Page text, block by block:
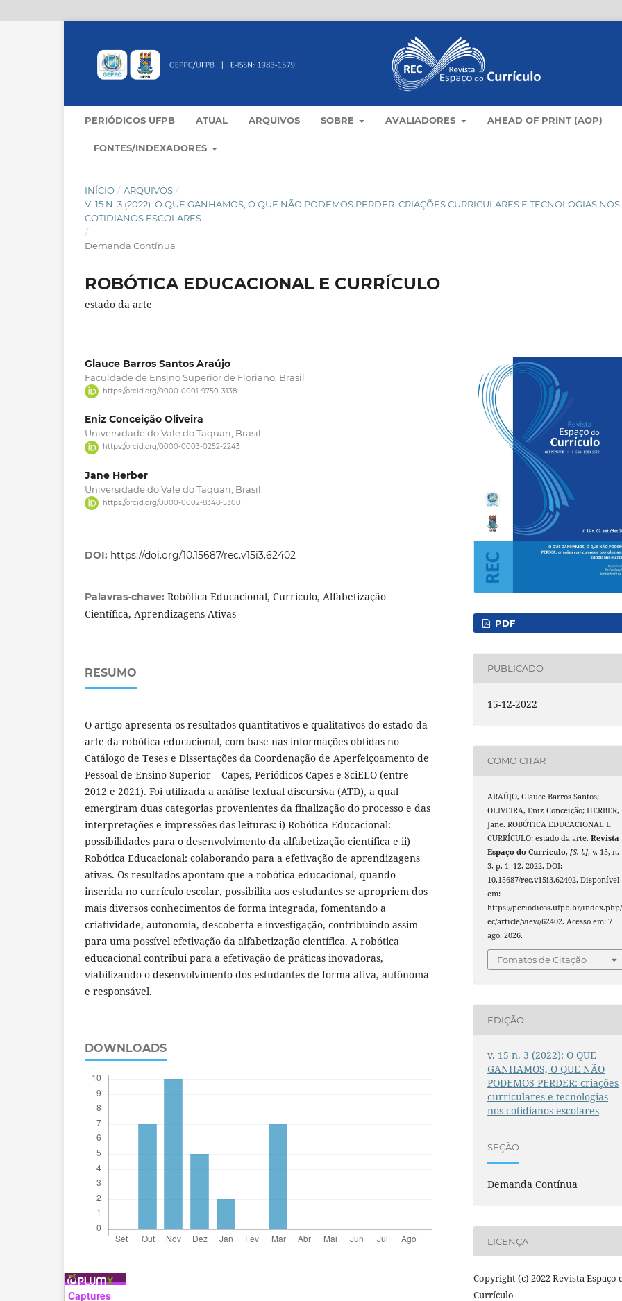
PERIÓDICOS UFPB ATUAL ARQUIVOS SOBRE AVALIADORES AHEAD OF PRINT (AOP)
FONTES/INDEXADORES
INÍCIO / ARQUIVOS /
V. 15 N. 3 (2022): O QUE GANHAMOS, O QUE NÃO PODEMOS PERDER: CRIAÇÕES CURRICULARES E TECNOLOGIAS NOS
COTIDIANOS ESCOLARES
/
Demanda Contínua
ROBÓTICA EDUCACIONAL E CURRÍCULO
estado da arte
Glauce Barros Santos Araújo
Faculdade de Ensino Superior de Floriano, Brasil
https://orcid.org/0000-0001-9750-3138
Eniz Conceição Oliveira
Universidade do Vale do Taquari, Brasil.
https://orcid.org/0000-0003-0252-2243
Jane Herber
Universidade do Vale do Taquari, Brasil.
https://orcid.org/0000-0002-8348-5300
DOI: https://doi.org/10.15687/rec.v15i3.62402
Palavras-chave: Robótica Educacional, Currículo, Alfabetização
Científica, Aprendizagens Ativas
RESUMO
O artigo apresenta os resultados quantitativos e qualitativos do estado da
arte da robótica educacional, com base nas informações obtidas no
Catálogo de Teses e Dissertações da Coordenação de Aperfeiçoamento de
Pessoal de Ensino Superior – Capes, Periódicos Capes e SciELO (entre
2012 e 2021). Foi utilizada a análise textual discursiva (ATD), a qual
emergiram duas categorias provenientes da finalização do processo e das
interpretações e impressões das leituras: i) Robótica Educacional:
possibilidades para o desenvolvimento da alfabetização científica e ii)
Robótica Educacional: colaborando para a efetivação de aprendizagens
ativas. Os resultados apontam que a robótica educacional, quando
inserida no currículo escolar, possibilita aos estudantes se apropriem dos
mais diversos conhecimentos de forma integrada, fomentando a
criatividade, autonomia, descoberta e investigação, contribuindo assim
para uma possível efetivação da alfabetização científica. A robótica
educacional contribui para a efetivação de práticas inovadoras,
viabilizando o desenvolvimento dos estudantes de forma ativa, autônoma
e responsável.
DOWNLOADS
Captures
PDF
PUBLICADO
15-12-2022
COMO CITAR
ARAÚJO, Glauce Barros Santos;
OLIVEIRA, Eniz Conceição; HERBER,
Jane. ROBÓTICA EDUCACIONAL E
CURRÍCULO: estado da arte.Revista
Espaço do Currículo,[S. l.], v. 15, n.
3, p. 1–12, 2022. DOI:
10.15687/rec.v15i3.62402. Disponível
em:
https://periodicos.ufpb.br/
ec/article/view/62402. Acesso em: 7
ago. 2026.
Fomatos de Citação
EDIÇÃO
v. 15 n. 3 (2022): O QUE
GANHAMOS, O QUE NÃO
PODEMOS PERDER: criações
curriculares e tecnologias
nos cotidianos escolares
SEÇÃO
Demanda Contínua
LICENÇA
Copyright (c) 2022 Revista Espaço
Currículo